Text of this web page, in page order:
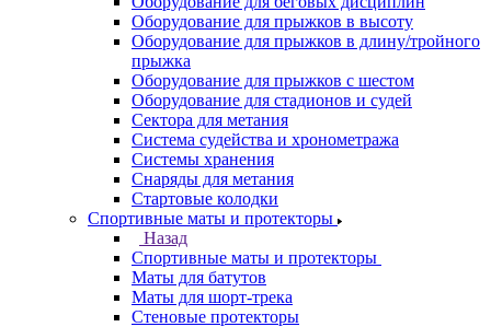
Оборудование для прыжков в высоту
Оборудование для прыжков в длину/тройного
прыжка
Оборудование для прыжков с шестом
Оборудование для стадионов и судей
Сектора для метания
Система судейства и хронометража
Системы хранения
Снаряды для метания
Стартовые колодки
Спортивные маты и протекторы
Назад
Спортивные маты и протекторы
Маты для батутов
Маты для шорт-трека
Стеновые протекторы